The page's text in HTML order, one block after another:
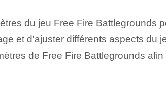
du jeu Free Fire Battlegrounds
et d'ajuster différents aspects du
de Free Fire Battlegrounds